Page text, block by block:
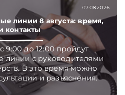
07.08.2026
линии 8 августа: время,
контакты
9:00 до 12:00 пройдут
линии с руководителями
В это время можно
и разъяснения.